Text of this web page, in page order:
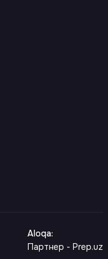
Aloqa:
Партнер - Prep.uz